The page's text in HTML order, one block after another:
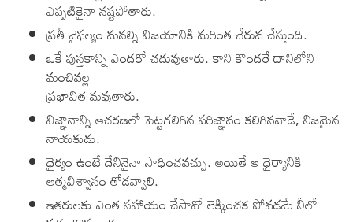
ఎప్పటికైనా నష్టపోతారు.
ప్రతీ వైఫల్యం మనల్ని విజయానికి మరింత చేరువ చేస్తుంది.
ఒకే పుస్తకాన్ని ఎందరో చదువుతారు. కాని కొందరే దానిలోని
మంచివల్ల
ప్రభావిత మవుతారు.
విజ్ఞానాన్ని ఆచరణలో పెట్టగలిగిన పరిజ్ఞానం కలిగినవాడే, నిజమైన
నాయకుడు.
ధైర్యం ఉంటే దేనినైనా సాధించవచ్చు. అయితే ఆ ధైర్యానికి
ఆత్మవిశ్వాసం తోడవ్వాలి.
ఇతరులకు ఎంత సహాయం చేసావో లెక్కించక పోవడమే నీలో